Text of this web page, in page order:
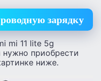
зарядку
mi 11 lite 5g
нужно приобрести
ниже.